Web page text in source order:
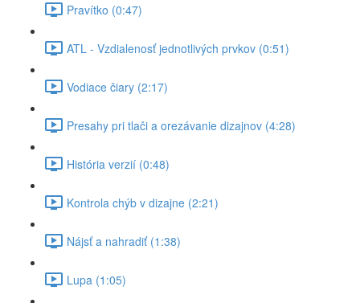
Pravítko (0:47)
ATL - Vzdialenosť jednotlivých prvkov (0:51)
Vodiace čiary (2:17)
Presahy pri tlači a orezávanie dizajnov (4:28)
História verzií (0:48)
Kontrola chýb v dizajne (2:21)
Nájsť a nahradiť (1:38)
Lupa (1:05)